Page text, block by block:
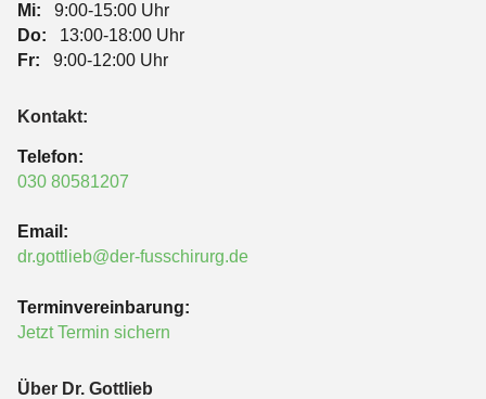
Mi:
9:00-15:00 Uhr
Do:
13:00-18:00 Uhr
Fr:
9:00-12:00 Uhr
Kontakt:
Telefon:
030 80581207
Email:
dr.gottlieb@der-fusschirurg.de
Terminvereinbarung:
Jetzt Termin sichern
Über Dr. Gottlieb